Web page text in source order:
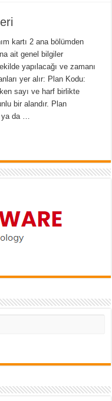
kartı 2 ana bölümden
ait genel bilgiler
yapılacağı ve zamanı
yer alır: Plan Kodu:
sayı ve harf birlikte
bir alandır. Plan
ya da …